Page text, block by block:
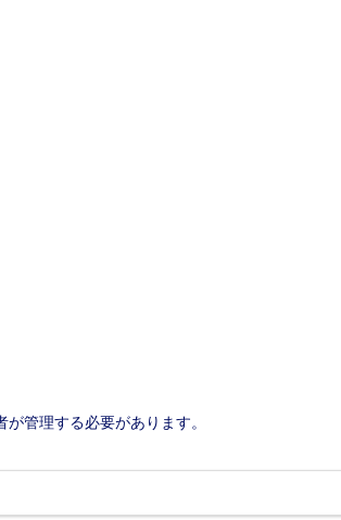
管理する必要があります。